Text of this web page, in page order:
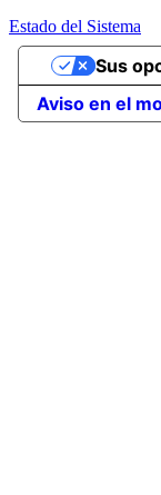
Estado del Sistema
Aviso en el
Sus